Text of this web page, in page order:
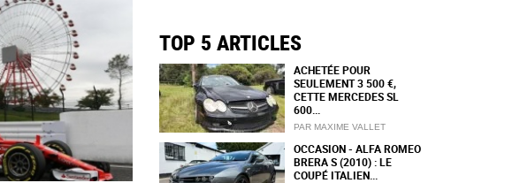
TOP 5 ARTICLES
ACHETÉE POUR
SEULEMENT 3 500 €,
CETTE MERCEDES SL
600...
PAR MAXIME VALLET
OCCASION - ALFA ROMEO
BRERA S (2010) : LE
COUPÉ ITALIEN...